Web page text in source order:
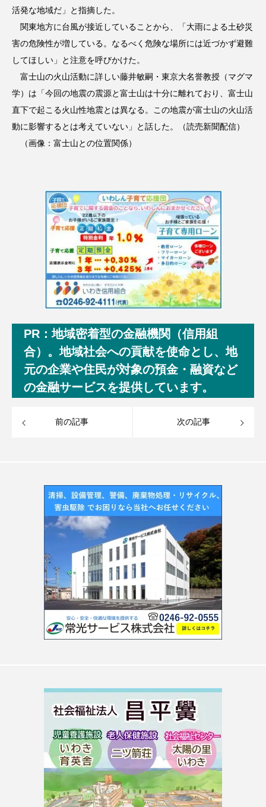
活発な地域だ」と指摘した。
関東地方に台風が接近していることから、「大雨による土砂災
害の危険性が増している。なるべく危険な場所には近づかず避難
してほしい」と注意を呼びかけた。
富士山の火山活動に詳しい藤井敏嗣・東京大名誉教授（マグマ
学）は「今回の地震の震源と富士山は十分に離れており、富士山
直下で起こる火山性地震とは異なる。この地震が富士山の火山活
動に影響するとは考えていない」と話した。（読売新聞配信）
（画像：富士山との位置関係）
PR：地域密着型の金融機関（信用組
合）。地域社会への貢献を使命とし、地
元の企業や住民が対象の預金・融資など
の金融サービスを提供しています。
前の記事 次の記事